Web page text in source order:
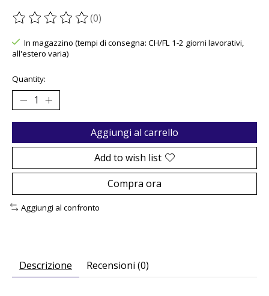
The rating of this product is
(0)
In magazzino (tempi di consegna: CH/FL 1-2 giorni lavorativi,
all'estero varia)
Quantity:
Aggiungi al carrello
Add to wish list
Compra ora
Aggiungi al confronto
Descrizione Recensioni (0)